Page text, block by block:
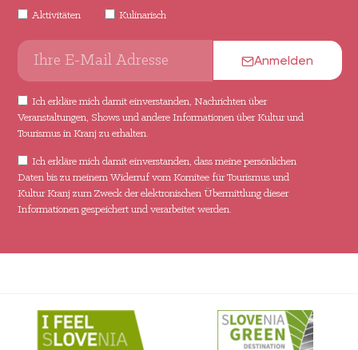
Aktivitäten Kulinarisch
Ich erkläre mich damit einverstanden, Nachrichten über
Veranstaltungen, Shows und andere Informationen über Kultur und
Tourismus in Kranj zu erhalten.
Ich erkläre mich damit einverstanden, dass meine persönlichen
Daten bis zu meinem Widerruf vom Komitee für Tourismus und
Kultur Kranj zum Zweck der elektronischen Übermittlung dieser
Informationen gespeichert und verarbeitet werden.
Anmelden